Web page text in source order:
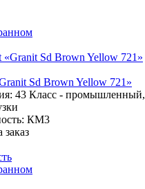
Sd Brown Yellow 721»
43 Класс - промышленный,
КМ3
заказ